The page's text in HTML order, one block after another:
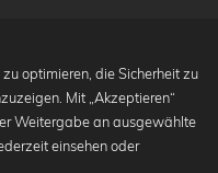
optimieren, die Sicherheit zu
Mit „Akzeptieren“
Weitergabe an ausgewählte
einsehen oder